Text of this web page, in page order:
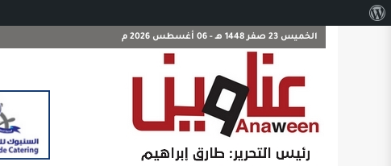
الخميس 23 صفر 1448 هـ - 06 أغسطس 2026 م